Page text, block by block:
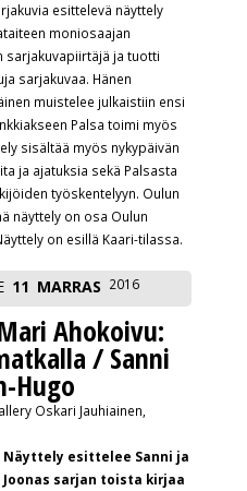
esittelevä näyttely
moniosaajan
sarjakuvapiirtäjä ja tuotti
sarjakuvaa. Hänen
muistelee julkaistiin ensi
Palsa toimi myös
sisältää myös nykypäivän
ja ajatuksia sekä Palsasta
työskentelyyn. Oulun
näyttely on osa Oulun
on esillä Kaari-tilassa.
11 MARRAS 2016
Ahokoivu:
/ Sanni
Hugo
Oskari Jauhiainen,
Näyttely esittelee Sanni ja
Joonas sarjan toista kirjaa